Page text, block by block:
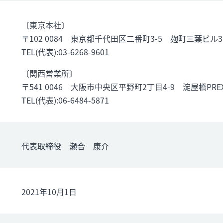
〔東京本社〕
〒102 0084 東京都千代田区二番町3-5 麹町三葉ビル
TEL(代表):03-6268-9601
〔関西営業所〕
〒541 0046 大阪市中央区平野町2丁目4-9 淀屋橋
TEL(代表):06-6484-5871
代表取締役 瀬合 康介
2021年10月1日